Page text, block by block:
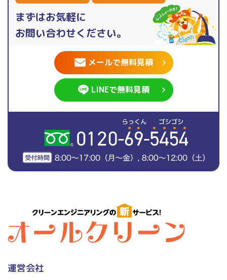
まずはお気軽に
お問い合わせください。
メールで無料見積
LINEで無料見積
運営会社